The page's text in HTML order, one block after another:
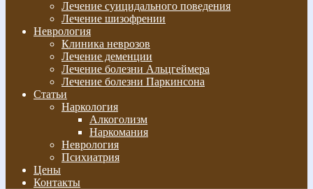
Лечение суицидального поведения
Лечение шизофрении
Неврология
Клиника неврозов
Лечение деменции
Лечение болезни Альцгеймера
Лечение болезни Паркинсона
Статьи
Наркология
Алкоголизм
Наркомания
Неврология
Психиатрия
Цены
Контакты